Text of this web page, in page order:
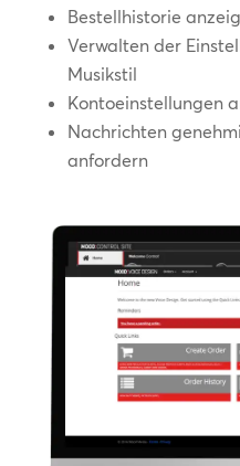
Bestellhistorie
Verwalten der
Musikstil
Kontoeinstellungen
Nachrichten
anfordern